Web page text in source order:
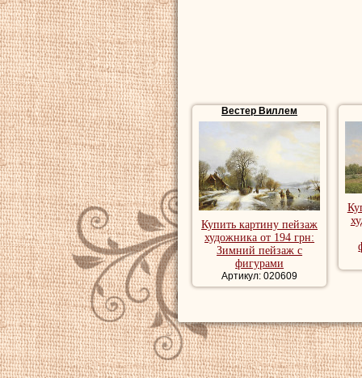
Вестер Виллем
Купить картину пейзаж
художника от 194 грн:
Зимний пейзаж с
фигурами
Артикул: 020609